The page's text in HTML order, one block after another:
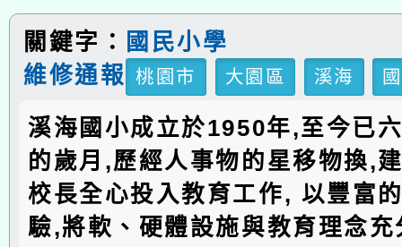
關鍵字：
國民小學
維修通報
桃園市 大園區 溪海
溪海國小成立於1950年,至今已
的歲月,歷經人事物的星移物換,
校長全心投入教育工作, 以豐富
驗,將軟、硬體設施與教育理念